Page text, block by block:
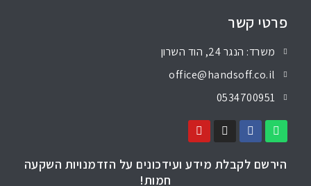
פרטי קשר
משרד: הנגר 24, הוד השרון
office@handsoff.co.il
0534700951
הירשם לקבלת מידע ועידכונים על הזדמנויות השקעה
חמות!